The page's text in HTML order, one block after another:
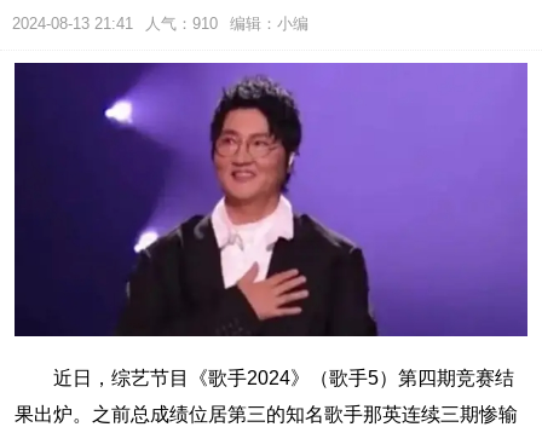
2024-08-13 21:41 人气： 910 编辑：小编
近日，综艺节目《歌手2024》（歌手5）第四期竞赛结
果出炉。之前总成绩位居第三的知名歌手那英连续三期惨输